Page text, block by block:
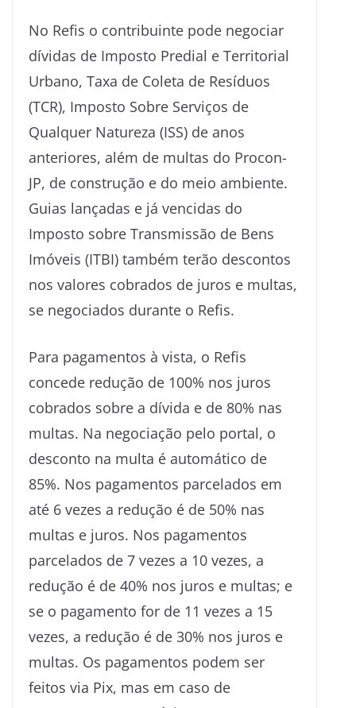
No Refis o contribuinte pode negociar
dívidas de Imposto Predial e Territorial
Urbano, Taxa de Coleta de Resíduos
(TCR), Imposto Sobre Serviços de
Qualquer Natureza (ISS) de anos
anteriores, além de multas do Procon-
JP, de construção e do meio ambiente.
Guias lançadas e já vencidas do
Imposto sobre Transmissão de Bens
Imóveis (ITBI) também terão descontos
nos valores cobrados de juros e multas,
se negociados durante o Refis.
Para pagamentos à vista, o Refis
concede redução de 100% nos juros
cobrados sobre a dívida e de 80% nas
multas. Na negociação pelo portal, o
desconto na multa é automático de
85%. Nos pagamentos parcelados em
até 6 vezes a redução é de 50% nas
multas e juros. Nos pagamentos
parcelados de 7 vezes a 10 vezes, a
redução é de 40% nos juros e multas; e
se o pagamento for de 11 vezes a 15
vezes, a redução é de 30% nos juros e
multas. Os pagamentos podem ser
feitos via Pix, mas em caso de